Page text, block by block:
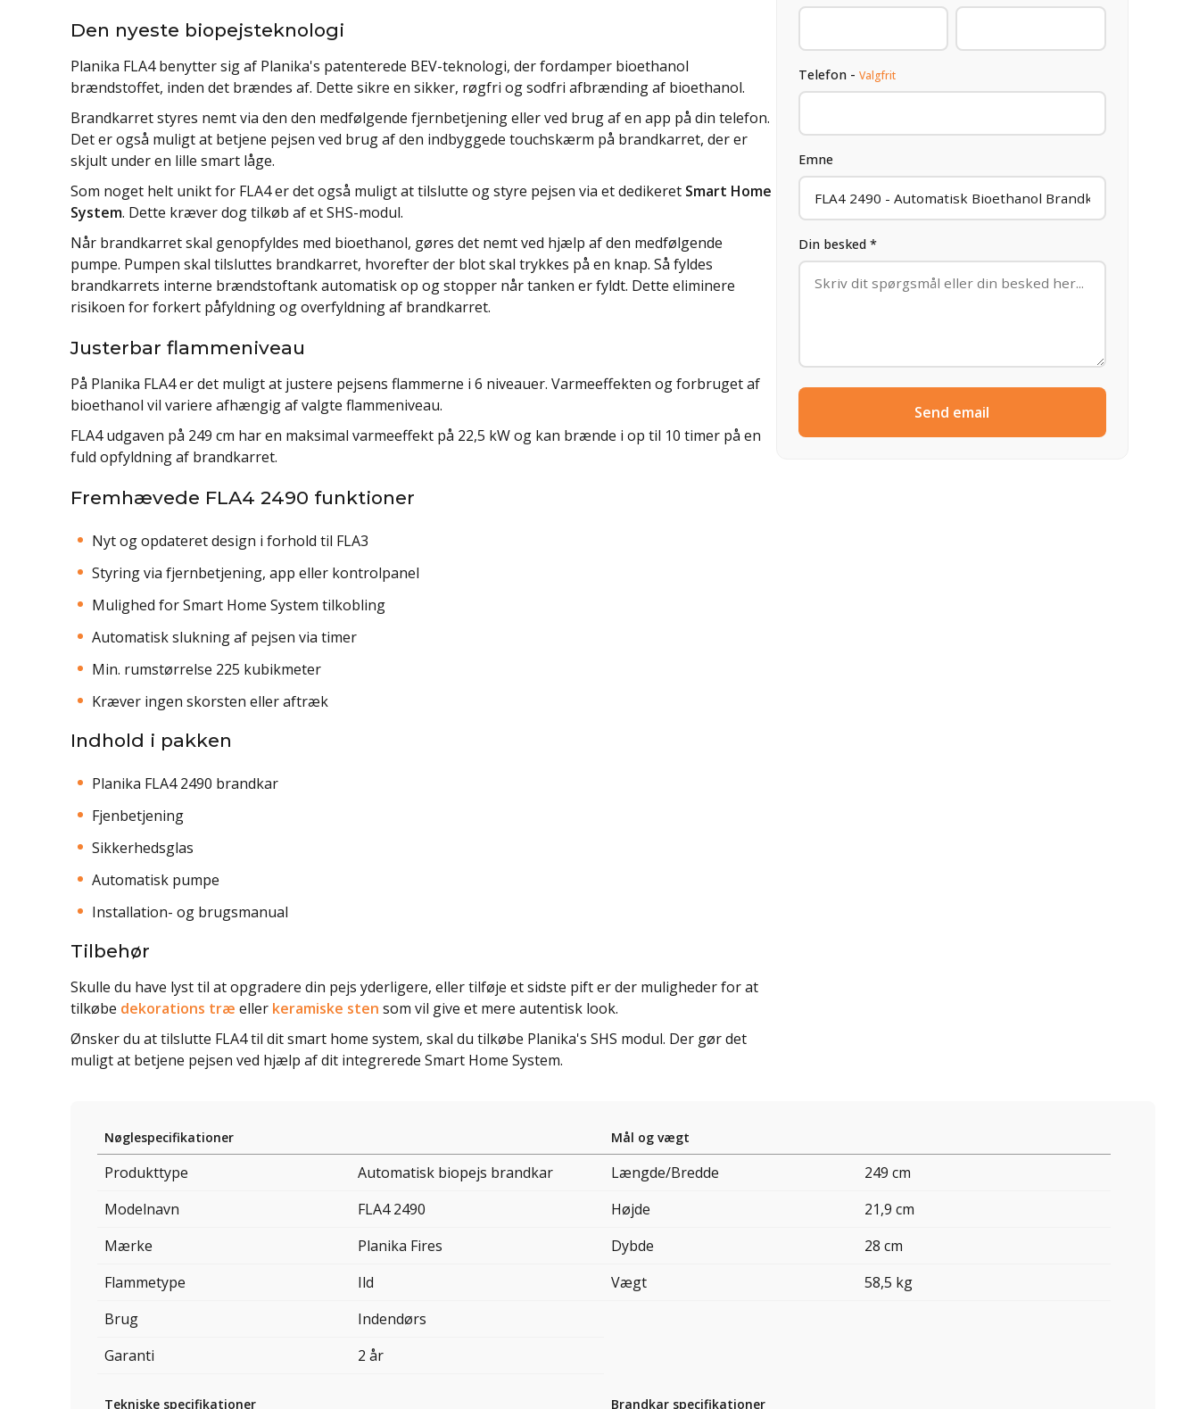
Den nyeste biopejsteknologi
Planika FLA4 benytter sig af Planika's patenterede BEV-teknologi, der fordamper bioethanol
brændstoffet, inden det brændes af. Dette sikre en sikker, røgfri og sodfri afbrænding af bioethanol.
Brandkarret styres nemt via den den medfølgende fjernbetjening eller ved brug af en app på din telefon.
Det er også muligt at betjene pejsen ved brug af den indbyggede touchskærm på brandkarret, der er
skjult under en lille smart låge.
Som noget helt unikt for FLA4 er det også muligt at tilslutte og styre pejsen via et dedikeret Smart Home
System. Dette kræver dog tilkøb af et SHS-modul.
Når brandkarret skal genopfyldes med bioethanol, gøres det nemt ved hjælp af den medfølgende
pumpe. Pumpen skal tilsluttes brandkarret, hvorefter der blot skal trykkes på en knap. Så fyldes
brandkarrets interne brændstoftank automatisk op og stopper når tanken er fyldt. Dette eliminere
risikoen for forkert påfyldning og overfyldning af brandkarret.
Justerbar flammeniveau
På Planika FLA4 er det muligt at justere pejsens flammerne i 6 niveauer. Varmeeffekten og forbruget af
bioethanol vil variere afhængig af valgte flammeniveau.
FLA4 udgaven på 249 cm har en maksimal varmeeffekt på 22,5 kW og kan brænde i op til 10 timer på en
fuld opfyldning af brandkarret.
Fremhævede FLA4 2490 funktioner
Nyt og opdateret design i forhold til FLA3
Styring via fjernbetjening, app eller kontrolpanel
Mulighed for Smart Home System tilkobling
Automatisk slukning af pejsen via timer
Min. rumstørrelse 225 kubikmeter
Kræver ingen skorsten eller aftræk
Indhold i pakken
Planika FLA4 2490 brandkar
Fjenbetjening
Sikkerhedsglas
Automatisk pumpe
Installation- og brugsmanual
Tilbehør
Skulle du have lyst til at opgradere din pejs yderligere, eller tilføje et sidste pift er der muligheder for at
tilkøbe dekorations træ eller keramiske sten som vil give et mere autentisk look.
Ønsker du at tilslutte FLA4 til dit smart home system, skal du tilkøbe Planika's SHS modul. Der gør det
muligt at betjene pejsen ved hjælp af dit integrerede Smart Home System.
Telefon - Valgfrit
Emne
Din besked *
Send email
Nøglespecifikationer
Produkttype
Automatisk biopejs brandkar
Modelnavn
FLA4 2490
Mærke
Planika Fires
Flammetype
Ild
Brug
Indendørs
Garanti
2 år
Mål og vægt
Længde/Bredde
249 cm
Højde
21,9 cm
Dybde
28 cm
Vægt
58,5 kg
Tekniske specifikationer Brandkar specifikationer